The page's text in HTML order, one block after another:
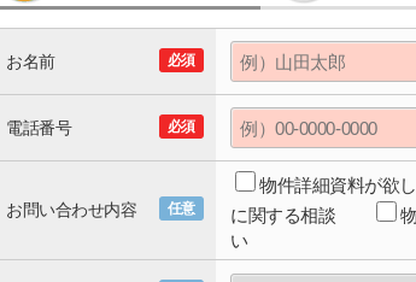
必須
お名前
必須
電話番号
任意
お問い合わせ内容
物件詳細資料が欲
に関する相談
い